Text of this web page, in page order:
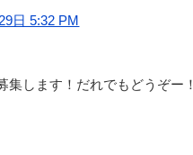
日 5:32 PM
集します！だれでもどうぞー！